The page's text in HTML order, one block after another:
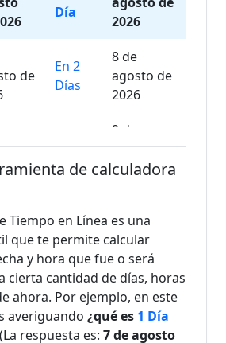
Día
2026
de
En 2
Días
8 de
agosto de
2026
de
9 de
agosto de
2026
de
En 4
agosto de
2026
de
En 5
Días
11 de
agosto de
2026
de calculadora
Tiempo en Línea es una
que te permite calcular
y hora que fue o será
cierta cantidad de días, horas
ahora. Por ejemplo, en este
averiguando ¿qué es 1 Día
(La respuesta es: 7 de agosto